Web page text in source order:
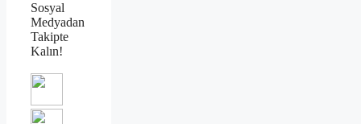
Sosyal
Medyadan
Takipte
Kalın!